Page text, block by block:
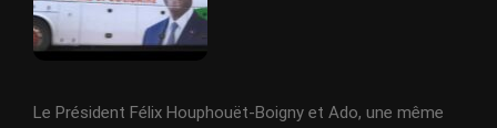
Le Président Félix Houphouët-Boigny et Ado, une même